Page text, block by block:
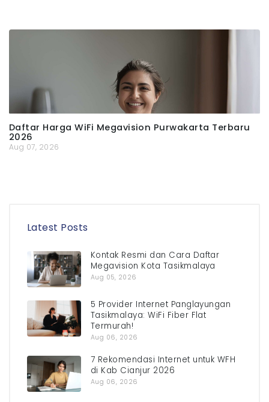
Daftar Harga WiFi Megavision Purwakarta Terbaru
2026
Aug 07, 2026
Latest Posts
Kontak Resmi dan Cara Daftar
Megavision Kota Tasikmalaya
Aug 05, 2026
5 Provider Internet Panglayungan
Tasikmalaya: WiFi Fiber Flat
Termurah!
Aug 06, 2026
7 Rekomendasi Internet untuk WFH
di Kab Cianjur 2026
Aug 06, 2026